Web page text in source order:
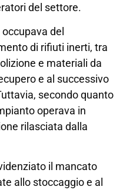
del settore.
del
di rifiuti inerti, tra
e materiali da
e al successivo
secondo quanto
operava in
rilasciata dalla
il mancato
allo stoccaggio e al